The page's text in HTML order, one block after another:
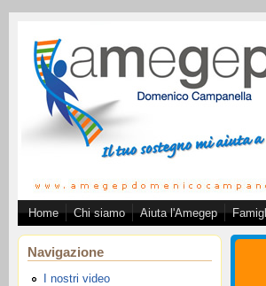
Associazione
Home Chi siamo Aiuta l'Amegep
Navigazione
I nostri video